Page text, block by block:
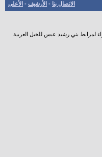
الاتصال بنا - الأرشيف - الأعلى
لمرابط بني رشيد عبس للخيل العربية